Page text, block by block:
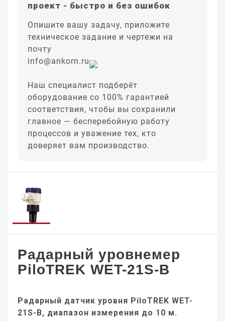
проект - быстро и без ошибок
Опишите вашу задачу, приложите
техническое задание и чертежи на
почту
info@ankorn.ru
Наш специалист подберёт
оборудование со 100% гарантией
соответствия, чтобы вы сохранили
главное — бесперебойную работу
процессов и уважение тех, кто
доверяет вам производство.
Радарный уровнемер
PiloTREK WET-21S-B
Радарный датчик уровня PiloTREK WET-
21S-B, диапазон измерения до 10 м.